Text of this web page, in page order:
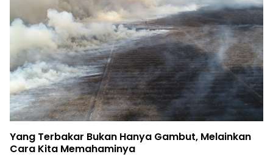
Yang Terbakar Bukan Hanya Gambut, Melainkan
Cara Kita Memahaminya